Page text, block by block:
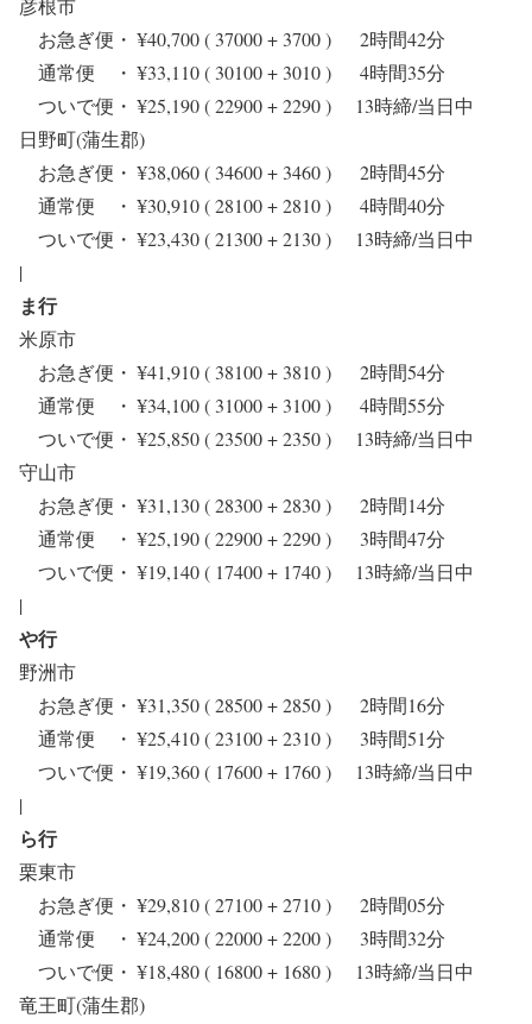
彦根市
お急ぎ便・ ¥40,700 ( 37000 + 3700 ) 2時間42分
通常便 ・ ¥33,110 ( 30100 + 3010 ) 4時間35分
ついで便・ ¥25,190 ( 22900 + 2290 ) 13時締/当日中
日野町(蒲生郡)
お急ぎ便・ ¥38,060 ( 34600 + 3460 ) 2時間45分
通常便 ・ ¥30,910 ( 28100 + 2810 ) 4時間40分
ついで便・ ¥23,430 ( 21300 + 2130 ) 13時締/当日中
|
ま行
米原市
お急ぎ便・ ¥41,910 ( 38100 + 3810 ) 2時間54分
通常便 ・ ¥34,100 ( 31000 + 3100 ) 4時間55分
ついで便・ ¥25,850 ( 23500 + 2350 ) 13時締/当日中
守山市
お急ぎ便・ ¥31,130 ( 28300 + 2830 ) 2時間14分
通常便 ・ ¥25,190 ( 22900 + 2290 ) 3時間47分
ついで便・ ¥19,140 ( 17400 + 1740 ) 13時締/当日中
|
や行
野洲市
お急ぎ便・ ¥31,350 ( 28500 + 2850 ) 2時間16分
通常便 ・ ¥25,410 ( 23100 + 2310 ) 3時間51分
ついで便・ ¥19,360 ( 17600 + 1760 ) 13時締/当日中
|
ら行
栗東市
お急ぎ便・ ¥29,810 ( 27100 + 2710 ) 2時間05分
通常便 ・ ¥24,200 ( 22000 + 2200 ) 3時間32分
ついで便・ ¥18,480 ( 16800 + 1680 ) 13時締/当日中
竜王町(蒲生郡)